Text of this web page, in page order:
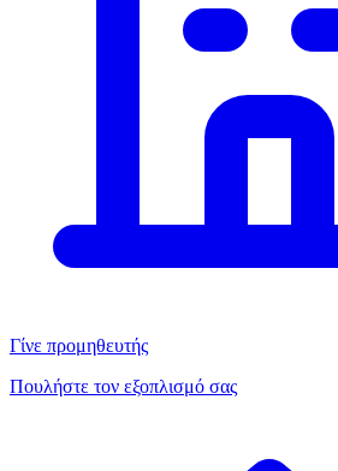
Γίνε προμηθευτής
Πουλήστε τον εξοπλισμό σας